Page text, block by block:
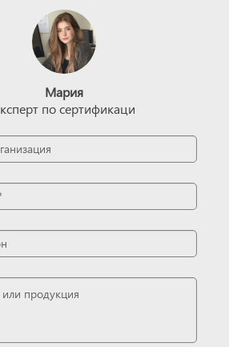
Мария
по сертификаци